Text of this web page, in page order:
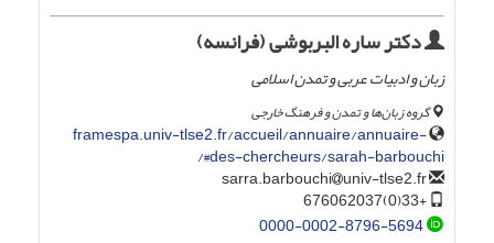
دکتر ساره البربوشی (فرانسه)
زبان و ادبیات عربی و تمدن اسلامی
گروه زبان‌ها و تمدن و فرهنگ خارجی
framespa.univ-tlse2.fr/accueil/annuaire/annuaire-
des-chercheurs/sarah-barbouchi#/
univ-tlse2.fr
+33(0)676062037
0000-0002-8796-5694